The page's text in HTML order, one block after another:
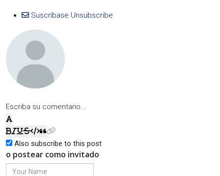
Suscríbase Unsubscribe
Escriba su comentario...
Also subscribe to this post
o postear como invitado